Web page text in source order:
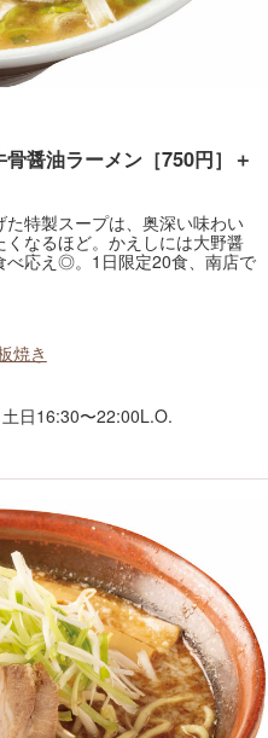
醤油ラーメン［750円］＋
特製スープは、奥深い味わい
なるほど。かえしには大野醤
べ応え◎。1日限定20食、南店で
焼き
日16:30〜22:00L.O.